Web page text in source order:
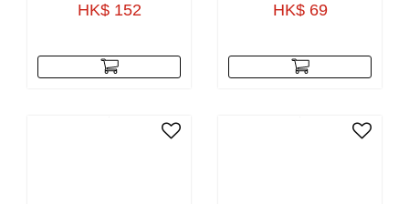
HK$ 152 HK$ 69